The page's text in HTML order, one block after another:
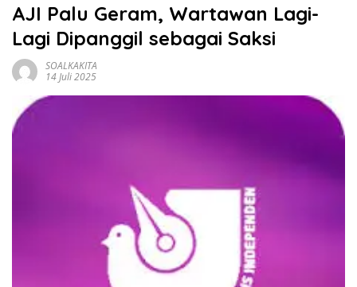
AJI Palu Geram, Wartawan Lagi-
Lagi Dipanggil sebagai Saksi
SOALKAKITA
14 Juli 2025